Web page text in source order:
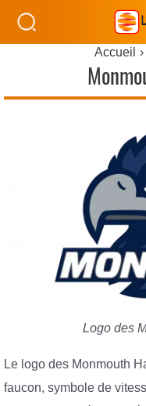
Accueil
Logo des
Le logo des Monmouth
faucon, symbole de